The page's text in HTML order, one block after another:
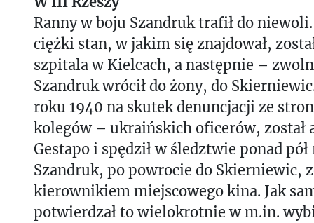
Ranny w boju Szandruk trafił do
ciężki stan, w jakim się znajdował,
szpitala w Kielcach, a następnie –
Szandruk wrócił do żony, do
roku 1940 na skutek denuncjacji ze
kolegów – ukraińskich oficerów, został
Gestapo i spędził w śledztwie ponad
Szandruk, po powrocie do Skierniewic,
kierownikiem miejscowego kina. Jak
potwierdzał to wielokrotnie w m.in.